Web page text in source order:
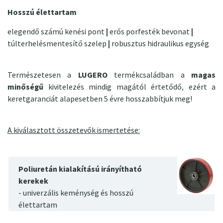
Hosszú élettartam
elegendő számú kenési pont |erős porfesték bevonat |
túlterhelésmentesítő szelep | robusztus hidraulikus egység
Természetesen a LUGEROtermékcsaládban a magas
minőségű kivitelezés mindig magától értetődő, ezért a
keretgaranciát alapesetben 5 évre hosszabbítjuk meg!
A kiválasztott összetevők ismertetése:
Poliuretán kialakítású irányítható
kerekek
- univerzális keménység és hosszú
élettartam